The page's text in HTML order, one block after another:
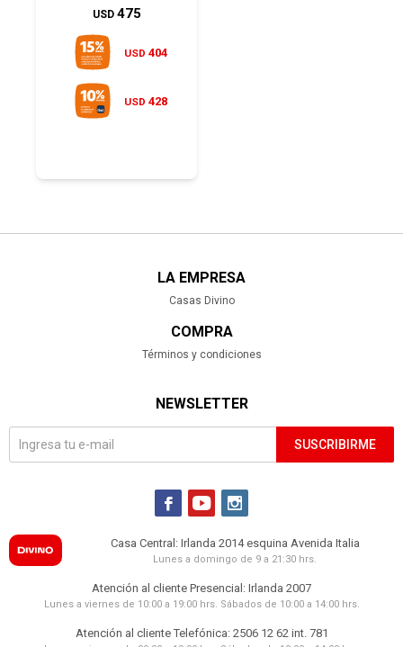
USD 475
USD 404
USD 428
LA EMPRESA
Casas Divino
COMPRA
Términos y condiciones
NEWSLETTER
SUSCRIBIRME
  
Casa Central: Irlanda 2014 esquina Avenida Italia
Lunes a domingo de 9 a 21:30 hrs.
Atención al cliente Presencial: Irlanda 2007
Lunes a viernes de 10:00 a 19:00 hrs. Sábados de 10:00 a 14:00 hrs.
Atención al cliente Telefónica: 2506 12 62 int. 781